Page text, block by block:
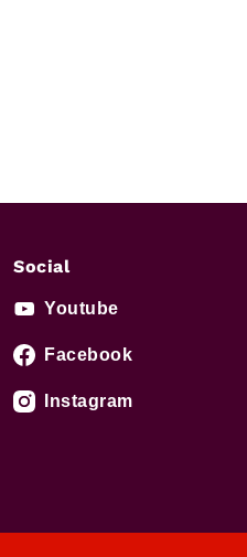
Social
Youtube
Facebook
Instagram